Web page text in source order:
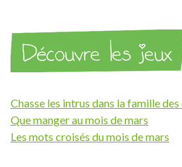
Chasse les intrus dans la famille
Que manger au mois de mars
Les mots croisés du mois de mars